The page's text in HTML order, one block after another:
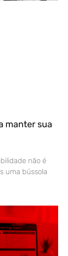
manter sua
não é
uma bússola